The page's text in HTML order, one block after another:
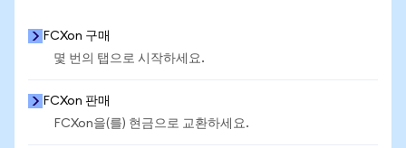
FCXon 구매
몇 번의 탭으로 시작하세요.
FCXon 판매
FCXon을(를) 현금으로 교환하세요.